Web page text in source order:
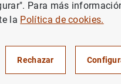
Para más
la Política de cookies.
Rechazar